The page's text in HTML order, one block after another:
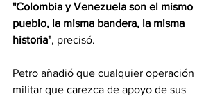
"Colombia y Venezuela son el mismo
pueblo, la misma bandera, la misma
historia", precisó.
Petro añadió que cualquier operación
militar que carezca de apoyo de sus